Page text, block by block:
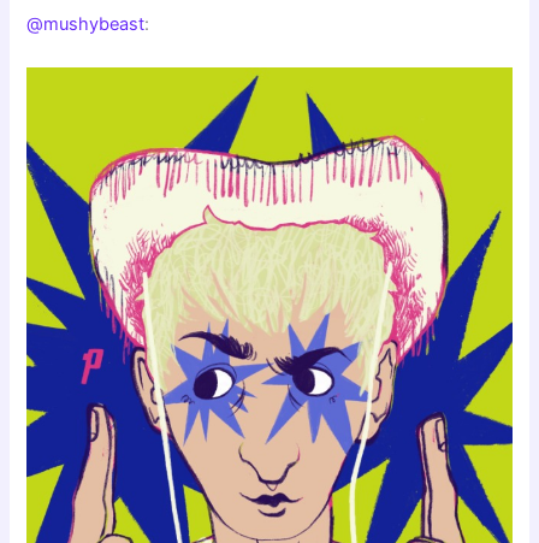
@mushybeast: